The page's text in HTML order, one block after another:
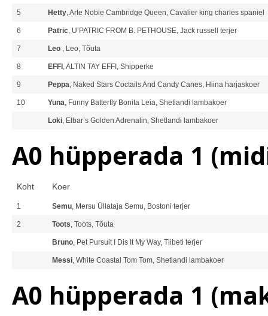
5 Hetty, Arte Noble Cambridge Queen, Cavalier king charles spaniel
6 Patric, U’PATRIC FROM B. PETHOUSE, Jack russell terjer
7 Leo , Leo, Tõuta
8 EFFI , ALTIN TAY EFFI, Shipperke
9 Peppa, Naked Stars Coctails And Candy Canes, Hiina harjaskoer
10 Yuna, Funny Batterfly Bonita Leia, Shetlandi lambakoer
Loki, Elbar’s Golden Adrenalin, Shetlandi lambakoer
A0 hüpperada 1
Koht Koer
1 Semu, Mersu Üllataja Semu, Bostoni terjer
2 Toots, Toots, Tõuta
Bruno, Pet Pursuit I Dis It My Way, Tiibeti terjer
Messi, White Coastal Tom Tom, Shetlandi lambakoer
A0 hüpperada 1